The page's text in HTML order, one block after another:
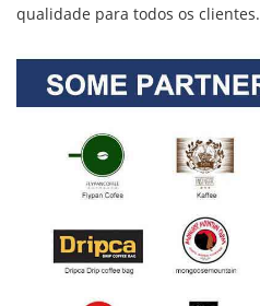
qualidade para todos os clientes.